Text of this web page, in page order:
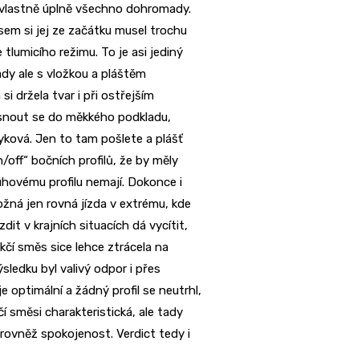
úplně všechno dohromady.
si jej ze začátku musel trochu
režimu. To je asi jediný
ale s vložkou a pláštěm
si držela tvar i při ostřejším
se do měkkého podkladu,
Jen to tam pošlete a plášť
bočních profilů, že by měly
profilu nemají. Dokonce i
jen rovná jízda v extrému, kde
v krajních situacích dá vycítit,
směs sice lehce ztrácela na
byl valivý odpor i přes
optimální a žádný profil se neutrhl,
směsi charakteristická, ale tady
spokojenost. Verdict tedy i